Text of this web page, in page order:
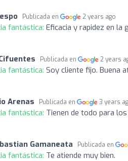
Publicada en 2 years ago
fantástica: Eficacia y rapidez en la
Publicada en 2 years
fantástica: Soy cliente fijo. Buena
Arenas Publicada en 3 years
fantástica: Tienen de todo para
Gamaneata Publicada en
fantástica: Te atiende muy bien.